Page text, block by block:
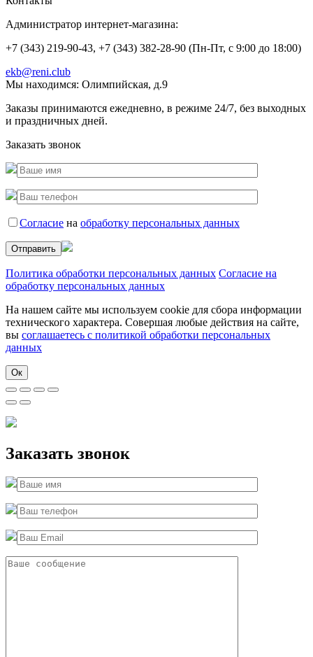
Администратор интернет-магазина:
+7 (343) 219-90-43, +7 (343) 382-28-90 (Пн-Пт, с 9:00 до 18:00)
ekb@reni.club
Мы находимся: Олимпийская, д.9
Заказы принимаются ежедневно, в режиме 24/7, без выходных
и праздничных дней.
Заказать звонок
Согласие на обработку персональных данных
Политика обработки персональных данных Согласие на
обработку персональных данных
На нашем сайте мы используем cookie для сбора информации
технического характера. Совершая любые действия на сайте,
вы соглашаетесь с политикой обработки персональных
данных
Ок
Заказать звонок